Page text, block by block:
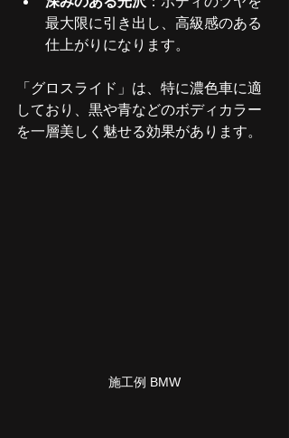
最大限に引き出し、高級感のある
仕上がりになります。
「グロスライド」は、特に濃色車に適
しており、黒や青などのボディカラー
を一層美しく魅せる効果があります。
施工例 BMW